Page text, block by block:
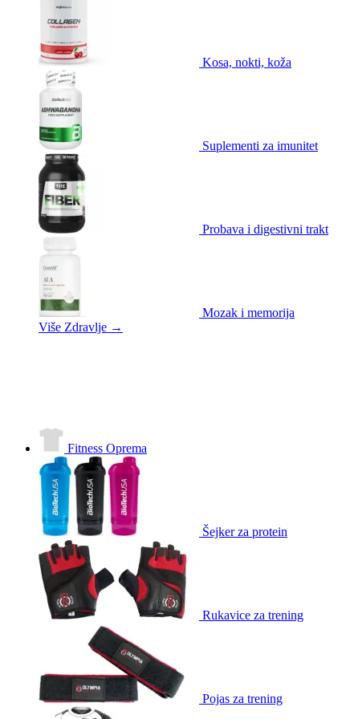
Kosa, nokti, koža
Suplementi za imunitet
Probava i digestivni trakt
Mozak i memorija
Više Zdravlje →
Fitness Oprema
Šejker za protein
Rukavice za trening
Pojas za trening